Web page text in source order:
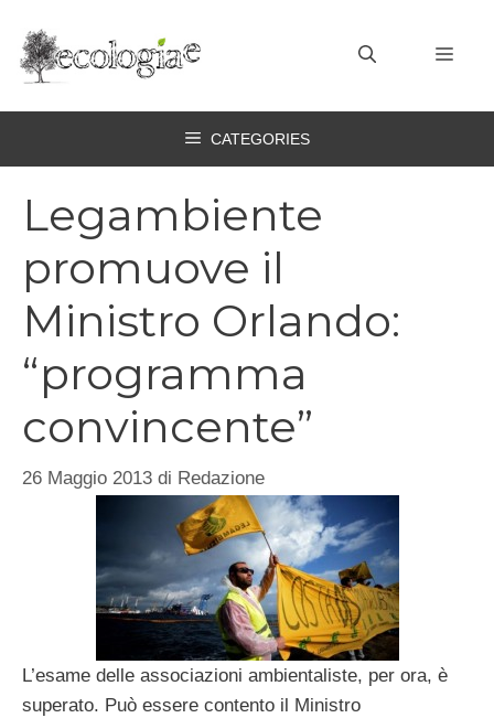
contenuto
CATEGORIES
Legambiente
promuove il
Ministro Orlando:
“programma
convincente”
26 Maggio 2013 di Redazione
L’esame delle associazioni ambientaliste, per ora, è
superato. Può essere contento il Ministro